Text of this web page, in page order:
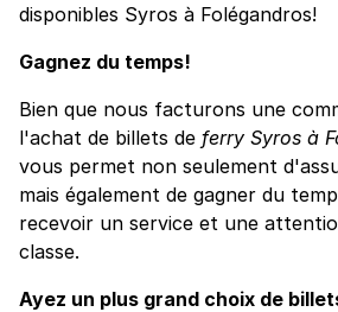
disponibles Syros à Folégandros!
Gagnez du temps!
Bien que nous facturons une
l'achat de billets de ferry Syros à
vous permet non seulement
mais également de gagner du
recevoir un service et une
classe.
Ayez un plus grand choix de